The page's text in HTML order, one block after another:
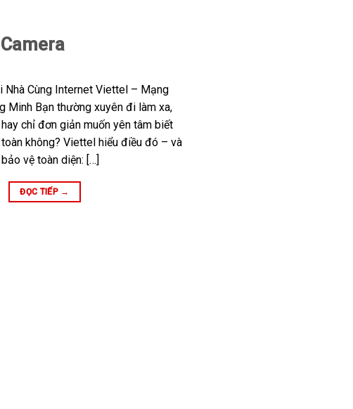
Nhà Cùng Internet Viettel – Mạng
Minh Bạn thường xuyên đi làm xa,
chỉ đơn giản muốn yên tâm biết
không? Viettel hiểu điều đó – và
vệ toàn diện: […]
ĐỌC TIẾP →